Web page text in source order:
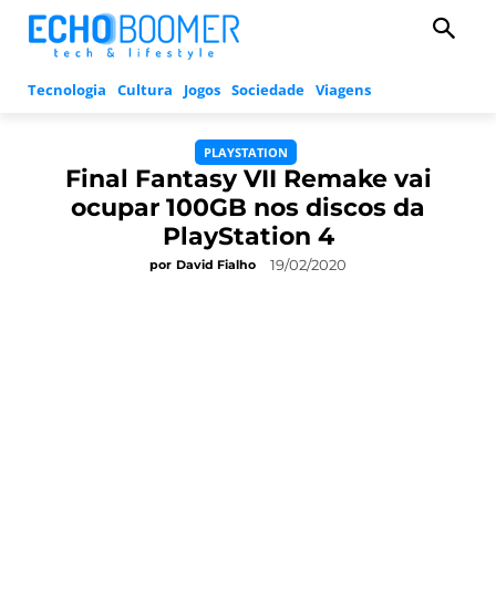
Tecnologia Cultura Jogos Sociedade Viagens
PLAYSTATION
Final Fantasy VII Remake vai
ocupar 100GB nos discos da
PlayStation 4
por David Fialho 19/02/2020